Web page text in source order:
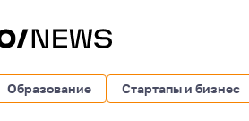
Образование Стартапы и бизнес